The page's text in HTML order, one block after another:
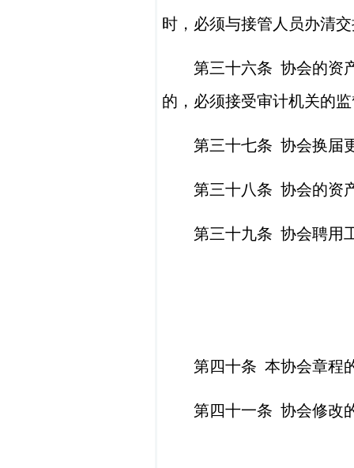
时，必须与接管人员办清
第三十六条 协会的资
的，必须接受审计机关的
第三十七条 协会换届
第三十八条 协会的资
第三十九条 协会聘用
第四十条 本协会章程
第四十一条 协会修改